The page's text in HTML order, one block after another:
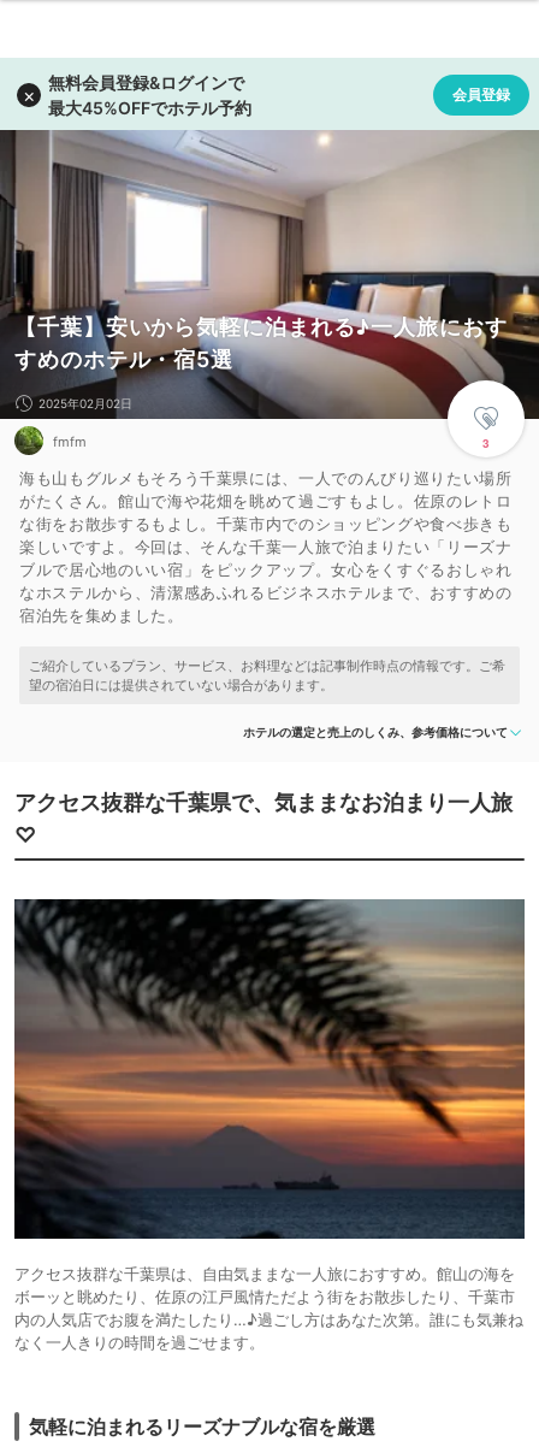
【千葉】安いから気軽に泊まれる♪一人旅におす
すめのホテル・宿5選
3
2025年02月02日
fmfm
海も山もグルメもそろう千葉県には、一人でのんびり巡りたい場所
がたくさん。館山で海や花畑を眺めて過ごすもよし。佐原のレトロ
な街をお散歩するもよし。千葉市内でのショッピングや食べ歩きも
楽しいですよ。今回は、そんな千葉一人旅で泊まりたい「リーズナ
ブルで居心地のいい宿」をピックアップ。女心をくすぐるおしゃれ
なホステルから、清潔感あふれるビジネスホテルまで、おすすめの
宿泊先を集めました。
ホテルの選定と売上のしくみ、参考価格について
アクセス抜群な千葉県で、気ままなお泊まり一人旅
♡
アクセス抜群な千葉県は、自由気ままな一人旅におすすめ。館山の海を
ボーッと眺めたり、佐原の江戸風情ただよう街をお散歩したり、千葉市
内の人気店でお腹を満たしたり…♪過ごし方はあなた次第。誰にも気兼ね
なく一人きりの時間を過ごせます。
気軽に泊まれるリーズナブルな宿を厳選